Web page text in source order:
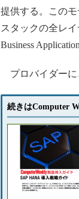
提供する。このモ
スタックの全レ
Business
プロバイダーに
続きはComputer